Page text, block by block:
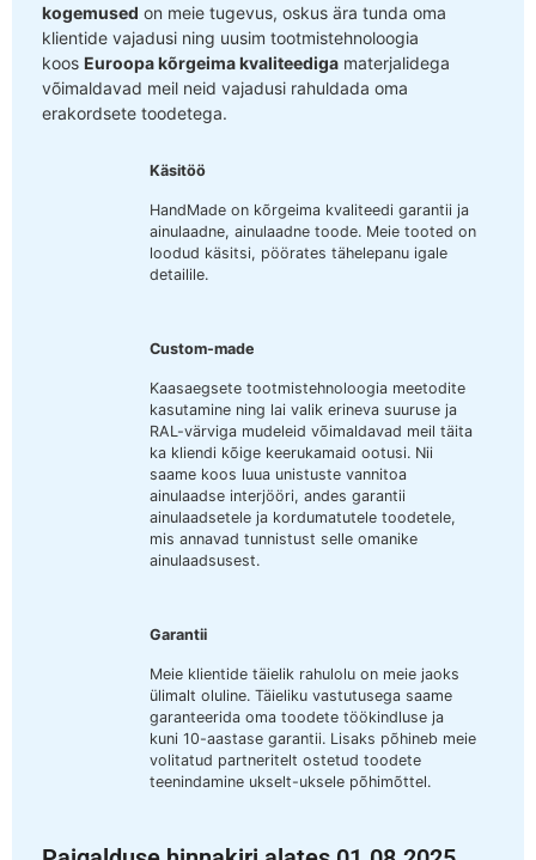
kogemused on meie tugevus, oskus ära tunda oma
klientide vajadusi ning uusim tootmistehnoloogia
koos Euroopa kõrgeima kvaliteediga materjalidega
võimaldavad meil neid vajadusi rahuldada oma
erakordsete toodetega.
Käsitöö
HandMade on kõrgeima kvaliteedi garantii ja
ainulaadne, ainulaadne toode. Meie tooted on
loodud käsitsi, pöörates tähelepanu igale
detailile.
Custom-made
Kaasaegsete tootmistehnoloogia meetodite
kasutamine ning lai valik erineva suuruse ja
RAL-värviga mudeleid võimaldavad meil täita
ka kliendi kõige keerukamaid ootusi. Nii
saame koos luua unistuste vannitoa
ainulaadse interjööri, andes garantii
ainulaadsetele ja kordumatutele toodetele,
mis annavad tunnistust selle omanike
ainulaadsusest.
Garantii
Meie klientide täielik rahulolu on meie jaoks
ülimalt oluline. Täieliku vastutusega saame
garanteerida oma toodete töökindluse ja
kuni 10-aastase garantii. Lisaks põhineb meie
volitatud partneritelt ostetud toodete
teenindamine ukselt-uksele põhimõttel.